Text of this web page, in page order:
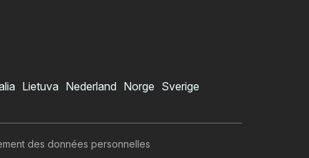
Lietuva Nederland Norge Sverige
des données personnelles